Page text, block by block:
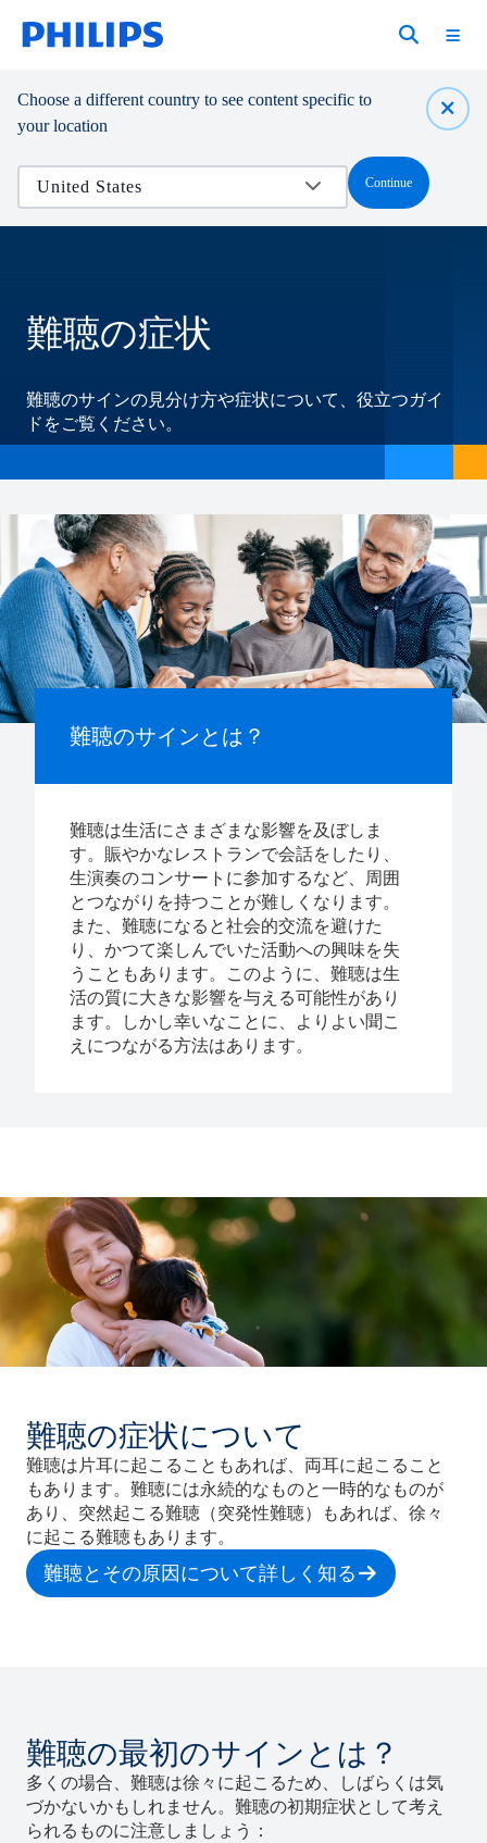
Choose a different country to see content specific to
your location
Continue
難聴の症状
難聴のサインの見分け方や症状について、役立つガイ
ドをご覧ください。
難聴のサインとは？
難聴は生活にさまざまな影響を及ぼしま
す。賑やかなレストランで会話をしたり、
生演奏のコンサートに参加するなど、周囲
とつながりを持つことが難しくなります。
また、難聴になると社会的交流を避けた
り、かつて楽しんでいた活動への興味を失
うこともあります。このように、難聴は生
活の質に大きな影響を与える可能性があり
ます。しかし幸いなことに、よりよい聞こ
えにつながる方法はあります。
難聴の症状について
難聴は片耳に起こることもあれば、両耳に起こること
もあります。難聴には永続的なものと一時的なものが
あり、突然起こる難聴（突発性難聴）もあれば、徐々
に起こる難聴もあります。
難聴とその原因について詳しく知る
難聴の最初のサインとは？
多くの場合、難聴は徐々に起こるため、しばらくは気
づかないかもしれません。難聴の初期症状として考え
られるものに注意しましょう：